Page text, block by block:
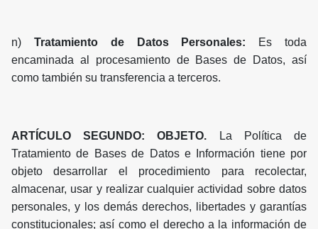
n) Tratamiento de Datos Personales:
Es toda
encaminada al procesamiento de Bases de Datos, así
como también su transferencia a terceros.
ARTÍCULO SEGUNDO: OBJETO.
La Política de
Tratamiento de Bases de Datos e Información tiene por
objeto desarrollar el procedimiento para recolectar,
almacenar, usar y realizar cualquier actividad sobre datos
personales, y los demás derechos, libertades y garantías
constitucionales; así como el derecho a la información de